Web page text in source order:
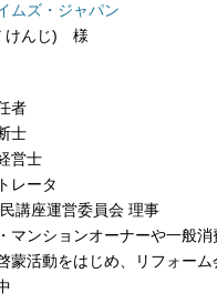
ムズ・ジャパン
けんじ) 様
者
士
営士
レータ
講座運営委員会 理事
マンションオーナーや一般
蒙活動をはじめ、リフォー